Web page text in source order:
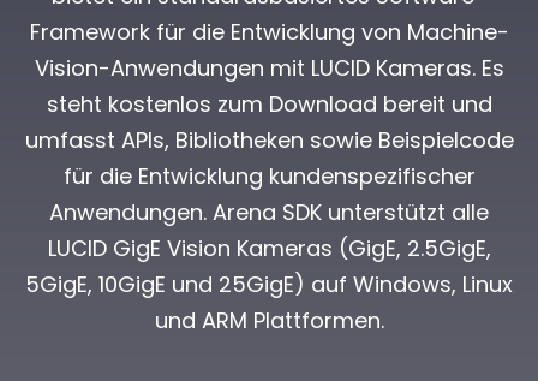
Framework für die Entwicklung von Machine-
Vision-Anwendungen mit LUCID Kameras. Es
steht kostenlos zum Download bereit und
umfasst APIs, Bibliotheken sowie Beispielcode
für die Entwicklung kundenspezifischer
Anwendungen. Arena SDK unterstützt alle
LUCID GigE Vision Kameras (GigE, 2.5GigE,
5GigE, 10GigE und 25GigE) auf Windows, Linux
und ARM Plattformen.